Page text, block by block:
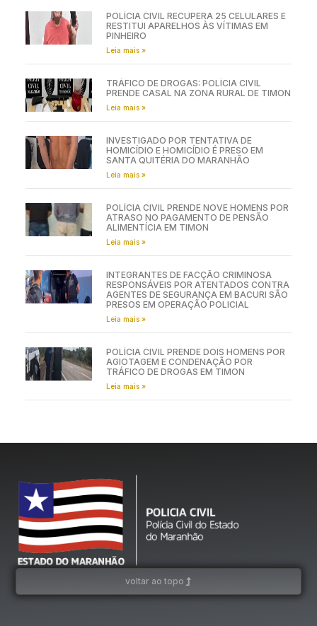
POLÍCIA CIVIL RECUPERA 25 CELULARES E
RESTITUI APARELHOS ÀS VÍTIMAS EM
PINHEIRO
Leia mais »
TRÁFICO DE DROGAS: POLÍCIA CIVIL
PRENDE CASAL NA ZONA RURAL DE TIMON
Leia mais »
INVESTIGADO POR TENTATIVA DE
HOMICÍDIO E HOMICÍDIO É PRESO EM
SANTA QUITÉRIA DO MARANHÃO
Leia mais »
POLÍCIA CIVIL PRENDE NOVE HOMENS POR
ATRASO NO PAGAMENTO DE PENSÃO
ALIMENTÍCIA EM TIMON
Leia mais »
INTEGRANTES DE FACÇÃO CRIMINOSA
RESPONSÁVEIS POR ATENTADOS CONTRA
AGENTES DE SEGURANÇA EM BACURI SÃO
PRESOS EM OPERAÇÃO POLICIAL
Leia mais »
POLÍCIA CIVIL PRENDE DOIS HOMENS POR
AGIOTAGEM E CONDENAÇÃO POR
TRÁFICO DE DROGAS EM TIMON
Leia mais »
voltar ao topo